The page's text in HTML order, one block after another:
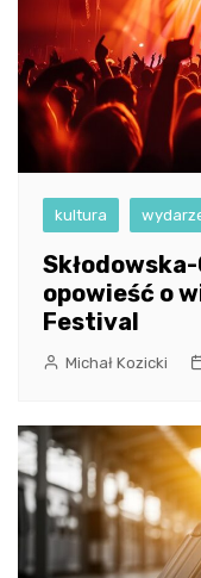
kultura
opowieść o
Festival
Michał Kozicki